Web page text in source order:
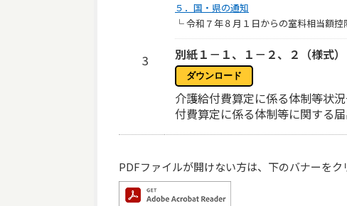
3
５．国・県の通知
└ 令和７年８月１日からの室料相当額控
別紙１－１、１－２、２（様式）
介護給付費算定に係る体制等状
付費算定に係る体制等に関する
PDFファイルが開けない方は、下のバナーを